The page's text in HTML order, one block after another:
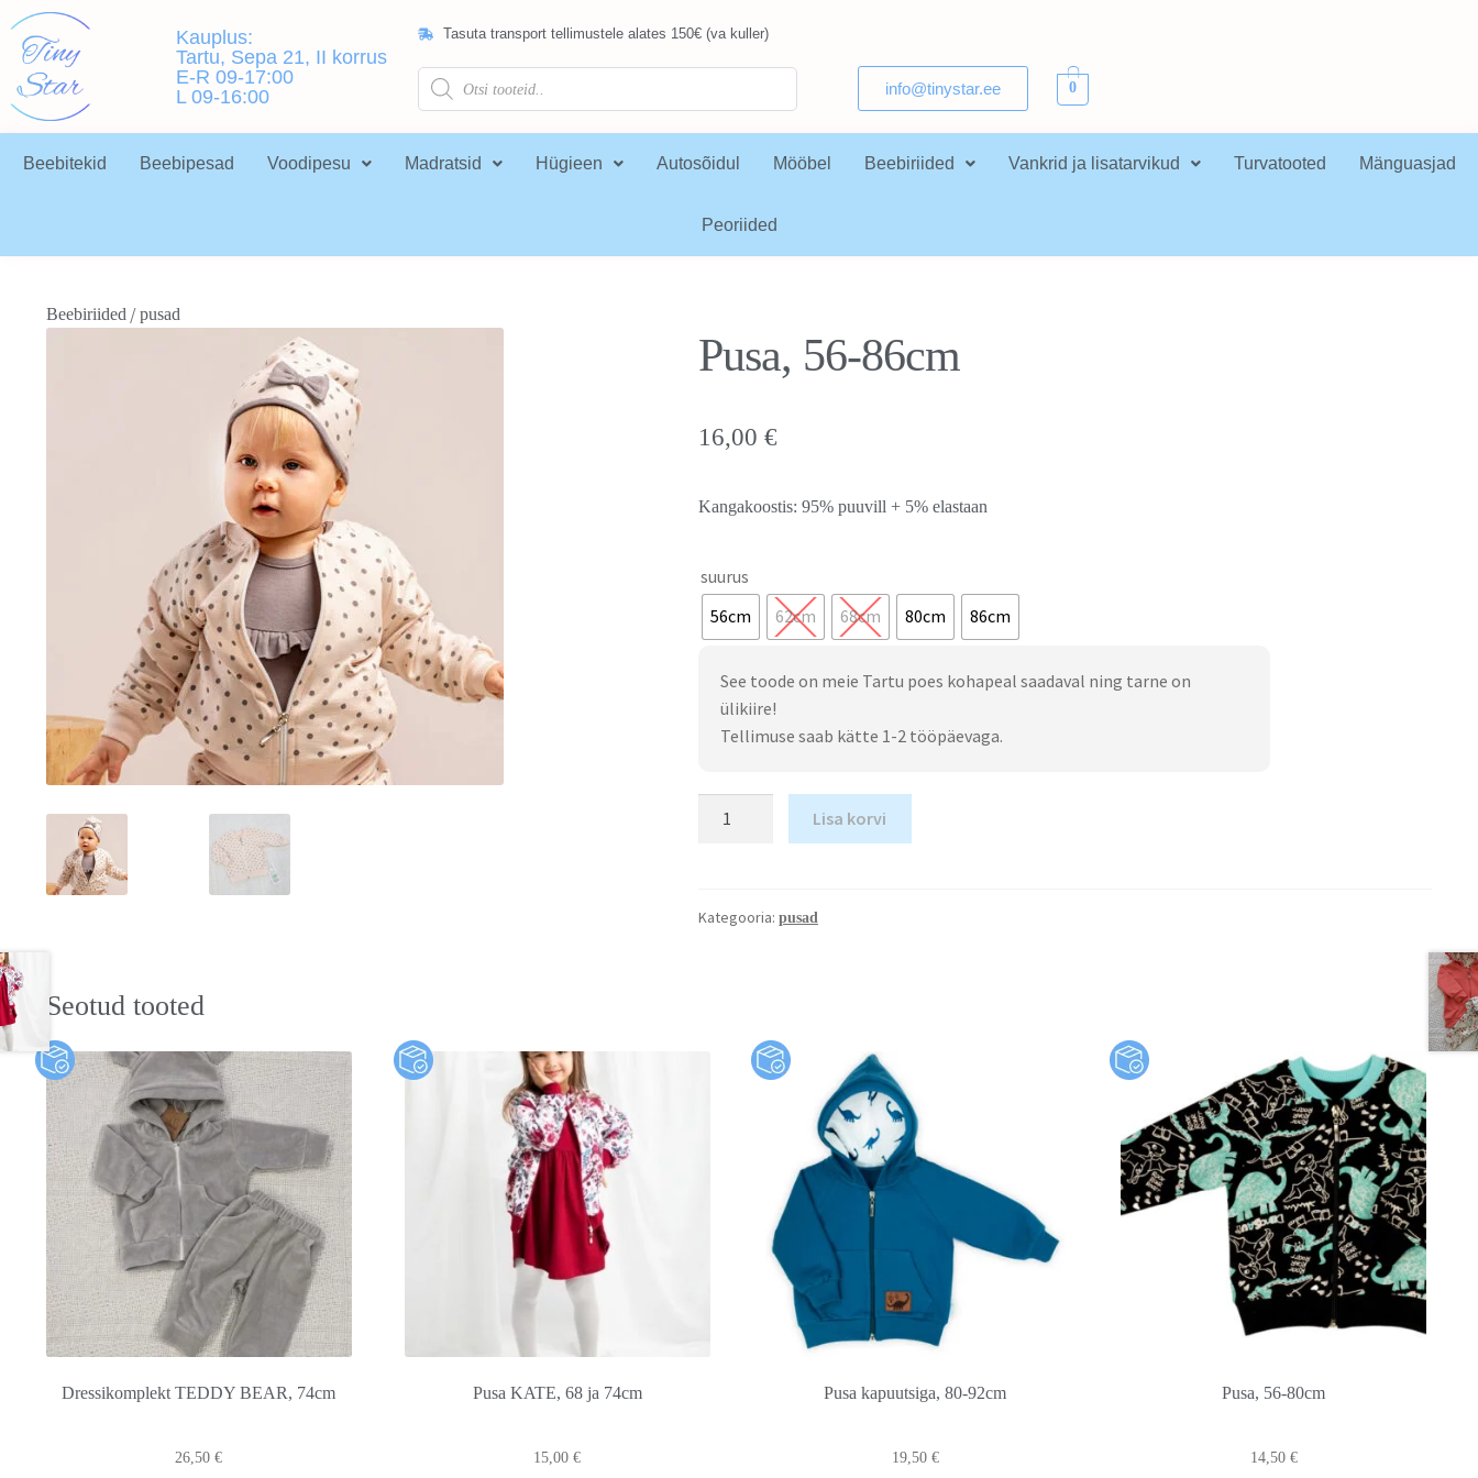
Kauplus:
Tartu, Sepa 21, II korrus
E-R 09-17:00
L 09-16:00
Tasuta transport tellimustele alates 150€ (va kuller)
info@tinystar.ee 0
Beebitekid Beebipesad Voodipesu Madratsid Hügieen Autosõidul Mööbel Beebiriided Vankrid ja lisatarvikud Turvatooted Mänguasjad
Peoriided
Beebiriided/pusad
Pusa, 56-86cm
16,00 €
Kangakoostis: 95% puuvill + 5% elastaan
suurus
56cm
62cm 68cm 80cm 86cm
See toode on meie Tartu poes kohapeal saadaval ning tarne on
ülikiire!
Tellimuse saab kätte 1-2 tööpäevaga.
Lisa korvi
Kategooria: pusad
Seotud tooted
Dressikomplekt TEDDY BEAR, 74cm
26,50€
Pusa KATE, 68 ja 74cm
15,00€
Pusa kapuutsiga, 80-92cm
19,50 €
Pusa, 56-80cm
14,50 €